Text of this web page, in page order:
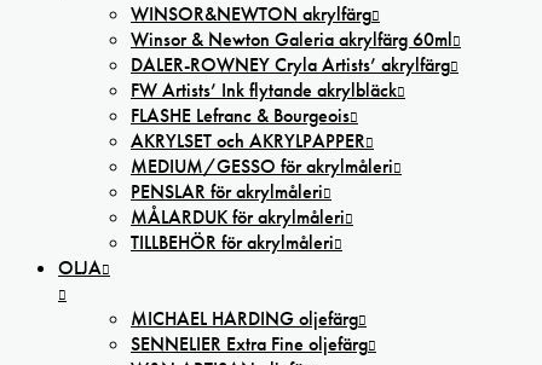
WINSOR&NEWTON akrylfärg
Winsor & Newton Galeria akrylfärg 60ml
DALER-ROWNEY Cryla Artists’ akrylfärg
FW Artists’ Ink flytande akrylbläck
FLASHE Lefranc & Bourgeois
AKRYLSET och AKRYLPAPPER
MEDIUM/GESSO för akrylmåleri
PENSLAR för akrylmåleri
MÅLARDUK för akrylmåleri
TILLBEHÖR för akrylmåleri
OLJA
MICHAEL HARDING oljefärg
SENNELIER Extra Fine oljefärg